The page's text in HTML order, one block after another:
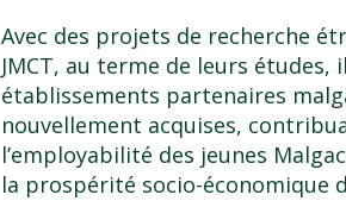
Avec des projets de recherche
JMCT, au terme de leurs
établissements partenaires
nouvellement acquises,
l’employabilité des jeunes
la prospérité socio-économique